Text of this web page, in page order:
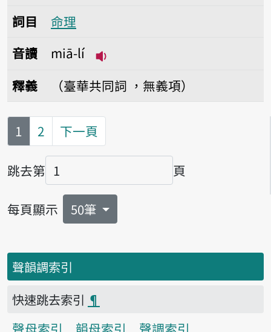
詞目
命理
音讀
miā-lí
釋義 （臺華共同詞 ，無義項）
第
1 2 下一頁
跳去第
頁碼
頁
每頁顯示 50筆
聲韻調索引
快速跳去索引 ¶